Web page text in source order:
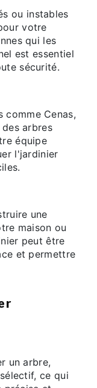
ou instables
votre
qui les
est essentiel
sécurité.
comme Cenas,
arbres
équipe
l'jardinier
une
maison ou
peut être
et permettre
un arbre,
ce qui